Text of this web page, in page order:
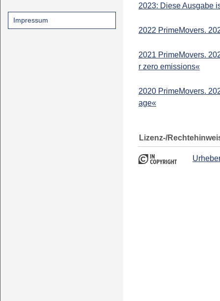
Impressum
2023: Diese Ausgabe
2022 PrimeMovers.
2021 PrimeMovers.
r zero emissions«
2020 PrimeMovers.
age«
Lizenz-/